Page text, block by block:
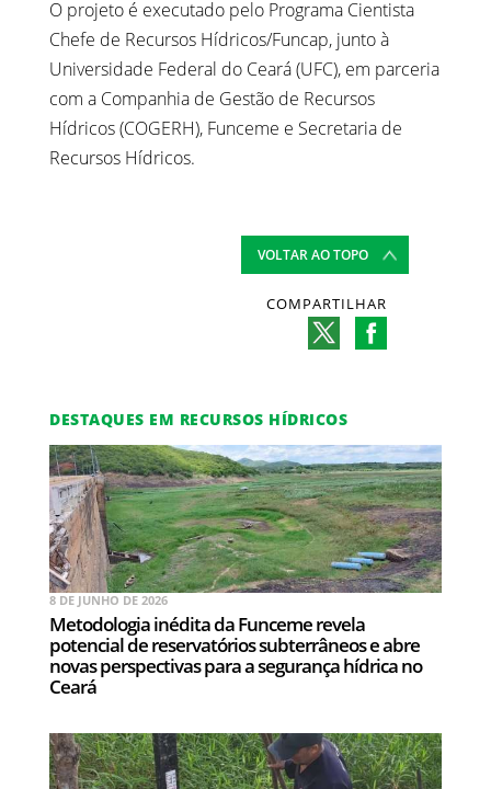
O projeto é executado pelo Programa Cientista
Chefe de Recursos Hídricos/Funcap, junto à
Universidade Federal do Ceará (UFC), em parceria
com a Companhia de Gestão de Recursos
Hídricos (COGERH), Funceme e Secretaria de
Recursos Hídricos.
VOLTAR AO TOPO
COMPARTILHAR
DESTAQUES EM RECURSOS HÍDRICOS
8 DE JUNHO DE 2026
Metodologia inédita da Funceme revela
potencial de reservatórios subterrâneos e abre
novas perspectivas para a segurança hídrica no
Ceará